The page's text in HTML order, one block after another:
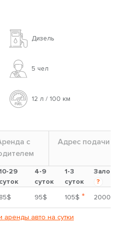
Дизель
5 чел
12 л / 100 км
с
Адрес подачи
29
суток
4-9
суток
1-3
суток
Залог
?
85$ 95$ 105$ * 2000$
аренды авто на сутки